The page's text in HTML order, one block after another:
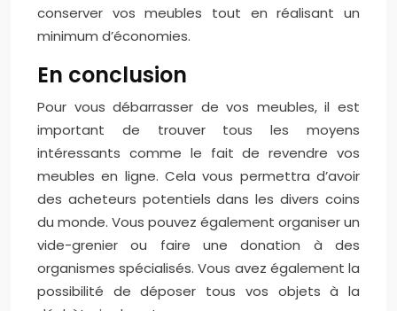
conserver vos meubles tout en réalisant un
minimum d’économies.
En conclusion
Pour vous débarrasser de vos meubles, il est
important de trouver tous les moyens
intéressants comme le fait de revendre vos
meubles en ligne. Cela vous permettra d’avoir
des acheteurs potentiels dans les divers coins
du monde. Vous pouvez également organiser un
vide-grenier ou faire une donation à des
organismes spécialisés. Vous avez également la
possibilité de déposer tous vos objets à la